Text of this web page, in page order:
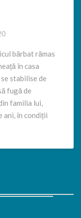
bărbat rămas
în casa
stabilise de
fugă de
familia lui,
ani, în condiții